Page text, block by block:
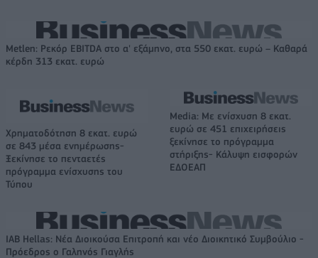
Metlen: Ρεκόρ EBITDA στο α' εξάμηνο, στα 550 εκατ. ευρώ – Καθαρά
κέρδη 313 εκατ. ευρώ
Χρηματοδότηση 8 εκατ. ευρώ
σε 843 μέσα ενημέρωσης-
Ξεκίνησε το πενταετές
πρόγραμμα ενίσχυσης του
Τύπου
Media: Με ενίσχυση 8 εκατ.
ευρώ σε 451 επιχειρήσεις
ξεκίνησε το πρόγραμμα
στήριξης- Κάλυψη εισφορών
ΕΔΟΕΑΠ
IAB Hellas: Νέα Διοικούσα Επιτροπή και νέο Διοικητικό Συμβούλιο -
Πρόεδρος ο Γαληνός Γιαγλής